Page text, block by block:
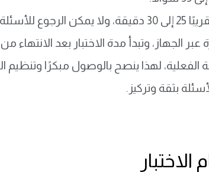
أما عن توزيع الوقت فإن مدة كل قسم تقريبًا 25 إلى 30 دقيقة،
عبر الجهاز، وتبدأ مدة الاختبار بعد
الفعلية، لهذا ينصح بالوصول مبكرًا
بثقة وتركيز.